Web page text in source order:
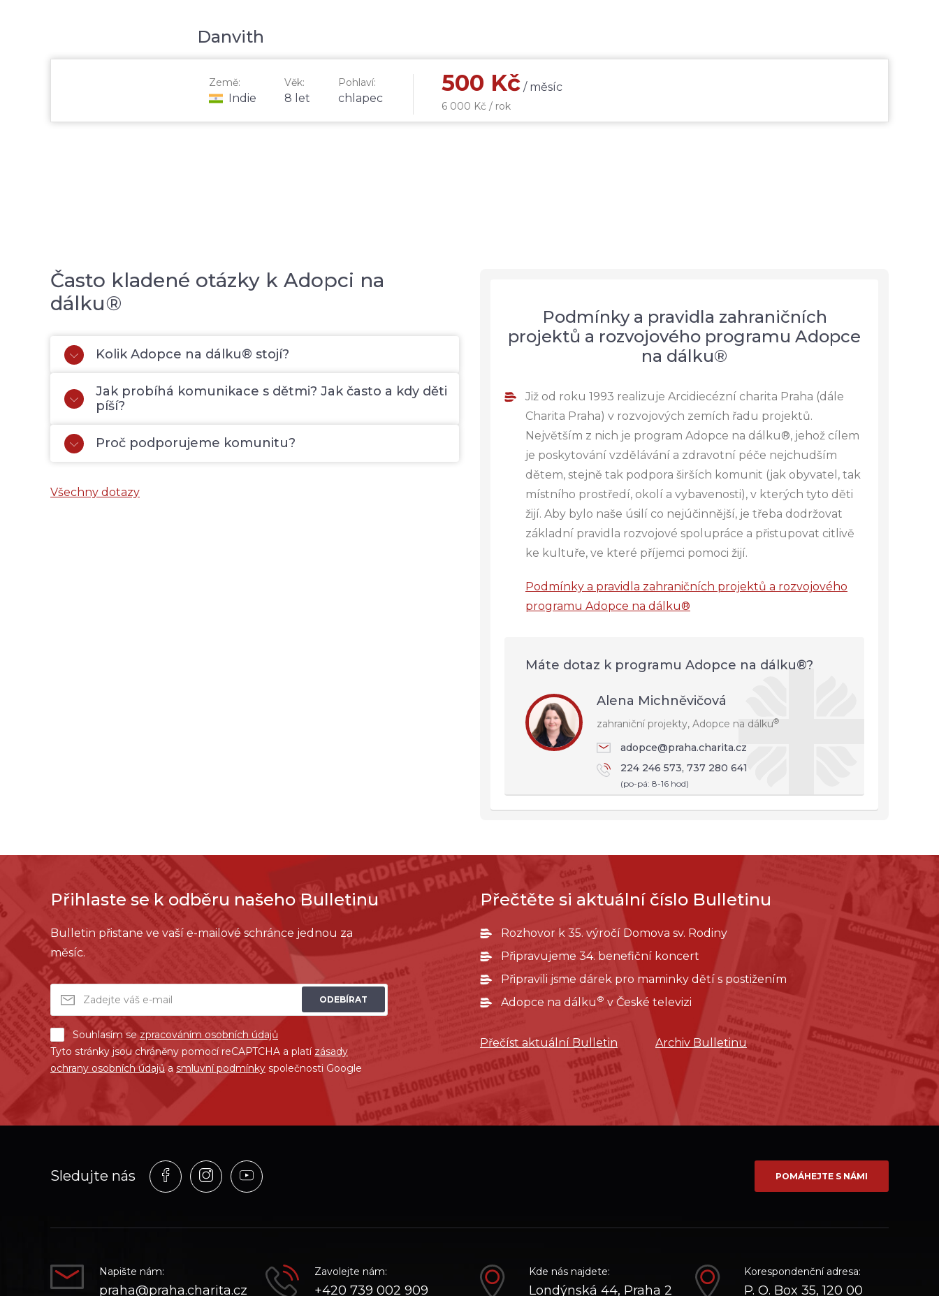
Danvith
Země:
Indie
Věk:
8 let
Pohlaví:
chlapec
500 Kč / měsíc
6 000 Kč / rok
Často kladené otázky k Adopci na
dálku®
Kolik Adopce na dálku® stojí?
Jak probíhá komunikace s dětmi? Jak často a kdy děti
píší?
Proč podporujeme komunitu?
Všechny dotazy
Podmínky a pravidla zahraničních
projektů a rozvojového programu Adopce
na dálku®
Již od roku 1993 realizuje Arcidiecézní charita Praha (dále
Charita Praha) v rozvojových zemích řadu projektů.
Největším z nich je program Adopce na dálku®, jehož cílem
je poskytování vzdělávání a zdravotní péče nejchudším
dětem, stejně tak podpora širších komunit (jak obyvatel, tak
místního prostředí, okolí a vybavenosti), v kterých tyto děti
žijí. Aby bylo naše úsilí co nejúčinnější, je třeba dodržovat
základní pravidla rozvojové spolupráce a přistupovat citlivě
ke kultuře, ve které příjemci pomoci žijí.
Podmínky a pravidla zahraničních projektů a rozvojového
programu Adopce na dálku®
Máte dotaz k programu Adopce na dálku®?
Alena Michněvičová
zahraniční projekty, Adopce na dálku®
adopce@praha.charita.cz
224 246 573, 737 280 641
(po-pá: 8-16 hod)
Přihlaste se k odběru našeho Bulletinu
Bulletin přistane ve vaší e-mailové schránce jednou za
měsíc.
ODEBÍRAT
Souhlasím sezpracováním osobních údajů
Tyto stránky jsou chráněny pomocí reCAPTCHA a platí zásady
ochrany osobních údajů a smluvní podmínky společnosti Google
Přečtěte si aktuální číslo Bulletinu
Rozhovor k 35. výročí Domova sv. Rodiny
Připravujeme 34. benefiční koncert
Připravili jsme dárek pro maminky dětí s postižením
Adopce na dálku ® v České televizi
Přečíst aktuální Bulletin Archiv Bulletinu
Sledujte nás
Profil
na
Profil
na
Profil
na
POMÁHEJTE S NÁMI
Napište nám:
praha@praha.charita.cz
Zavolejte nám:
+420 739 002 909
Kde nás najdete:
Londýnská 44, Praha 2
Korespondenční adresa:
P. O. Box 35, 120 00